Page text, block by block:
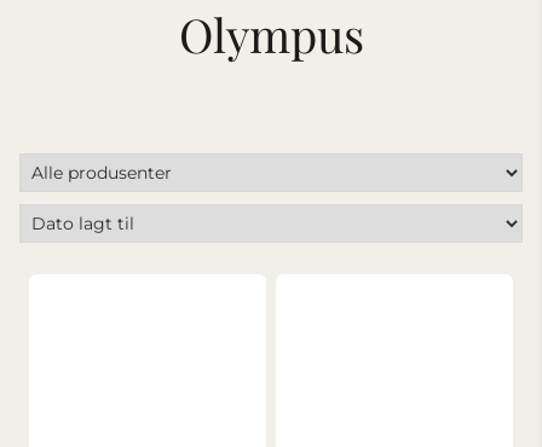
Olympus